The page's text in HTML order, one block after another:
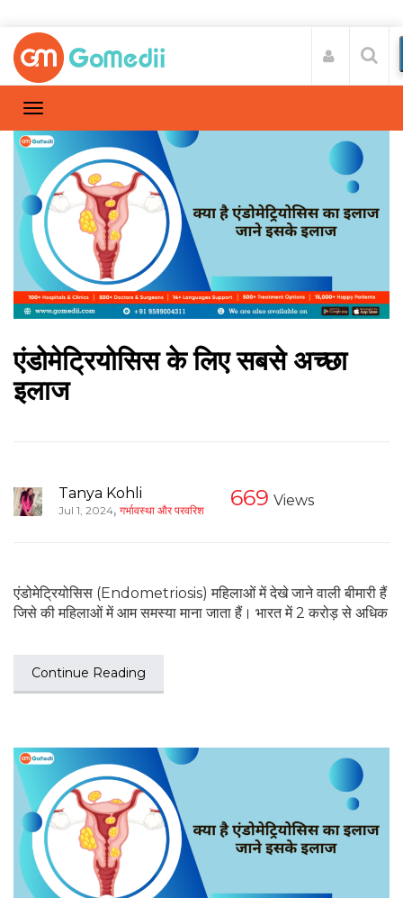
एंडोमेट्रियोसिस के लिए सबसे अच्छा
इलाज
Tanya Kohli
Jul 1, 2024, गर्भावस्था और परवरिश 669 Views
एंडोमेट्रियोसिस (Endometriosis) महिलाओं में देखे जाने वाली बीमारी हैं
जिसे की महिलाओं में आम समस्या माना जाता हैं। भारत में 2 करोड़ से अधिक
Continue Reading